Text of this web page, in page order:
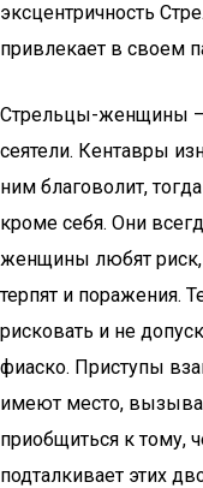
эксцентричность
привлекает в своем
Стрельцы-женщины
сеятели. Кентавры
ним благоволит,
кроме себя. Они
женщины любят
терпят и поражения.
рисковать и не
фиаско. Приступы
имеют место,
приобщиться к тому,
подталкивает этих